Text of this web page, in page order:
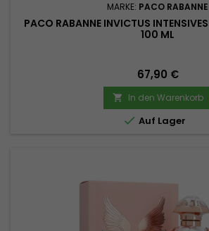
MARKE: PACO RABANNE
PACO RABANNE INVICTUS
100 ML
Preis
67,90 €
 In den Warenkorb
 Auf Lager